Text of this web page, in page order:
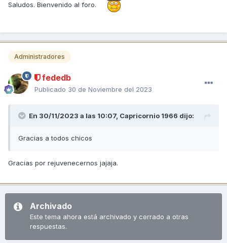
Saludos. Bienvenido al foro.
Administradores
fededb
Publicado 30 de Noviembre del 2023
En 30/11/2023 a las 10:07, Capricornio 1966 dijo:
Gracias a todos chicos
Gracias por rejuvenecernos jajaja.
Archivado
Este tema ahora está archivado y cerrado a otras
respuestas.